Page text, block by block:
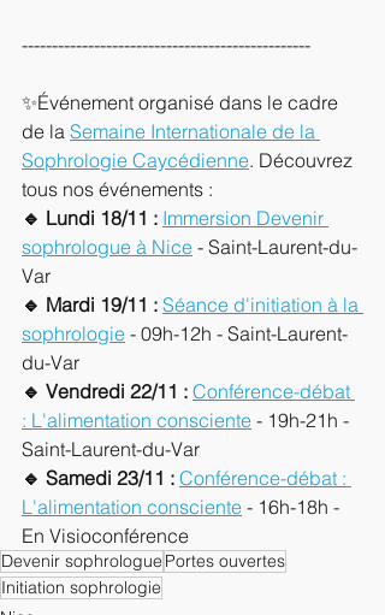
------------------------------------------------
✨Événement organisé dans le cadre
de la Semaine Internationale de la
Sophrologie Caycédienne. Découvrez
tous nos événements :
🔹 Lundi 18/11 : Immersion Devenir
sophrologue à Nice - Saint-Laurent-du-
Var
🔹 Mardi 19/11 : Séance d'initiation à la
sophrologie - 09h-12h - Saint-Laurent-
du-Var
🔹 Vendredi 22/11 : Conférence-débat
: L'alimentation consciente - 19h-21h -
Saint-Laurent-du-Var
🔹 Samedi 23/11 : Conférence-débat :
L'alimentation consciente - 16h-18h -
En Visioconférence
Devenir sophrologue Portes ouvertes
Initiation sophrologie